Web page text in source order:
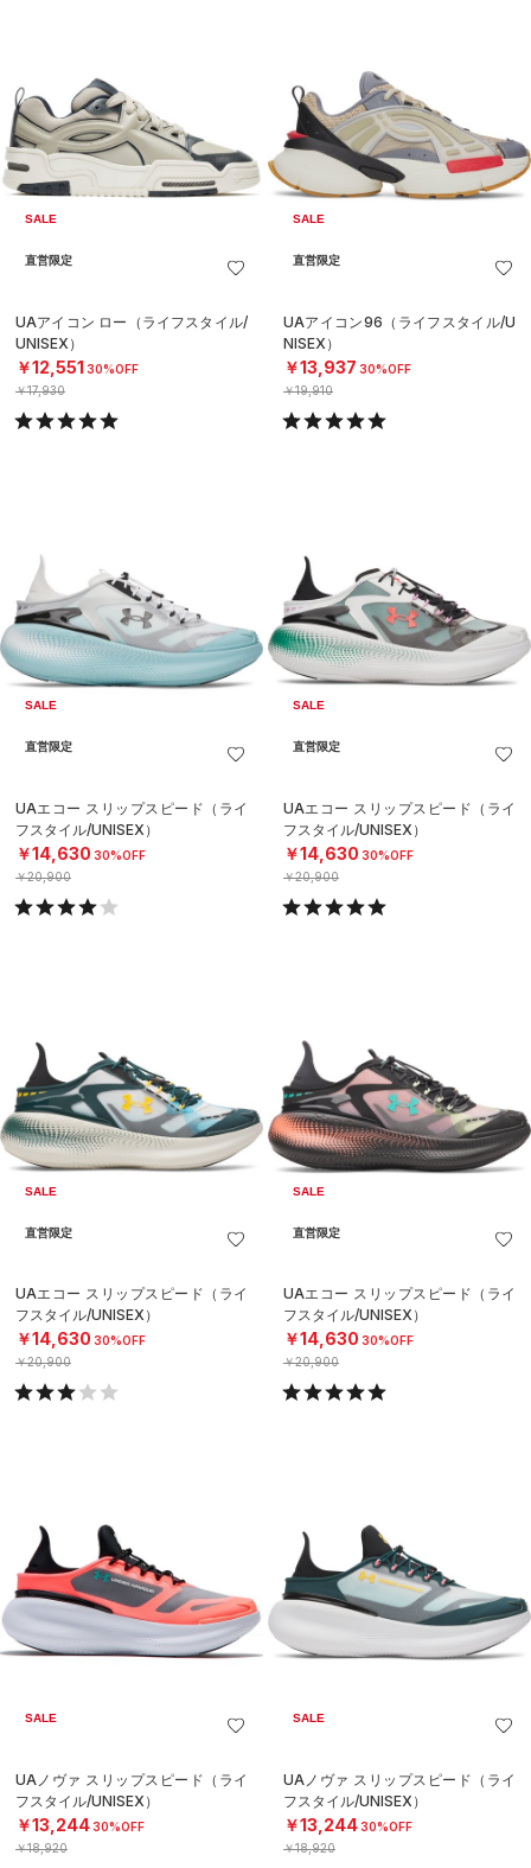
SALE
直営限定
UAアイコン ロー（ライフスタイル/
UNISEX）
￥12,551 30%OFF
￥17,930
SALE
直営限定
UAアイコン96（ライフスタイル/U
NISEX）
￥13,937 30%OFF
￥19,910
SALE
直営限定
UAエコー スリップスピード（ライ
フスタイル/UNISEX）
￥14,630 30%OFF
￥20,900
SALE
直営限定
UAエコー スリップスピード（ライ
フスタイル/UNISEX）
￥14,630 30%OFF
￥20,900
SALE
直営限定
UAエコー スリップスピード（ライ
フスタイル/UNISEX）
￥14,630 30%OFF
￥20,900
SALE
直営限定
UAエコー スリップスピード（ライ
フスタイル/UNISEX）
￥14,630 30%OFF
￥20,900
SALE
UAノヴァ スリップスピード（ライ
フスタイル/UNISEX）
￥13,24430%OFF
￥18,920
SALE
UAノヴァ スリップスピード（ライ
フスタイル/UNISEX）
￥13,24430%OFF
￥18,920